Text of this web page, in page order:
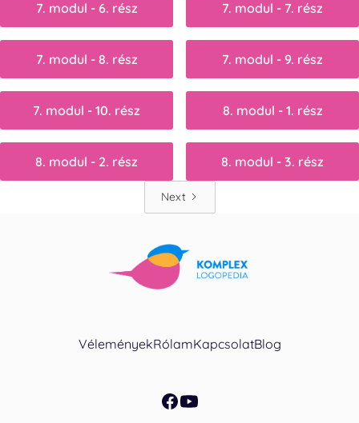
7. modul - 6. rész 7. modul - 7. rész
7. modul - 8. rész 7. modul - 9. rész
7. modul - 10. rész 8. modul - 1. rész
8. modul - 2. rész 8. modul - 3. rész
Next
VéleményekRólamKapcsolatBlog